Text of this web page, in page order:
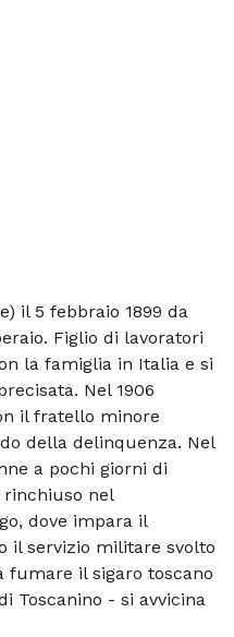
il 5 febbraio 1899 da
Figlio di lavoratori
la famiglia in Italia e si
Nel 1906
il fratello minore
della delinquenza. Nel
a pochi giorni di
nel
dove impara il
il servizio militare svolto
fumare il sigaro toscano
Toscanino - si avvicina